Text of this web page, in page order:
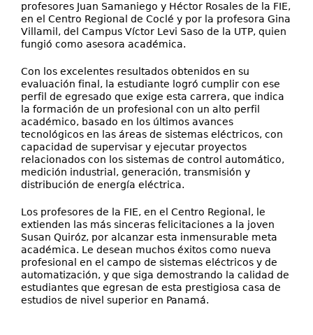
profesores Juan Samaniego y Héctor Rosales de la FIE,
en el Centro Regional de Coclé y por la profesora Gina
Villamil, del Campus Víctor Levi Saso de la UTP, quien
fungió como asesora académica.
Con los excelentes resultados obtenidos en su
evaluación final, la estudiante logró cumplir con ese
perfil de egresado que exige esta carrera, que indica
la formación de un profesional con un alto perfil
académico, basado en los últimos avances
tecnológicos en las áreas de sistemas eléctricos, con
capacidad de supervisar y ejecutar proyectos
relacionados con los sistemas de control automático,
medición industrial, generación, transmisión y
distribución de energía eléctrica.
Los profesores de la FIE, en el Centro Regional, le
extienden las más sinceras felicitaciones a la joven
Susan Quiróz, por alcanzar esta inmensurable meta
académica. Le desean muchos éxitos como nueva
profesional en el campo de sistemas eléctricos y de
automatización, y que siga demostrando la calidad de
estudiantes que egresan de esta prestigiosa casa de
estudios de nivel superior en Panamá.